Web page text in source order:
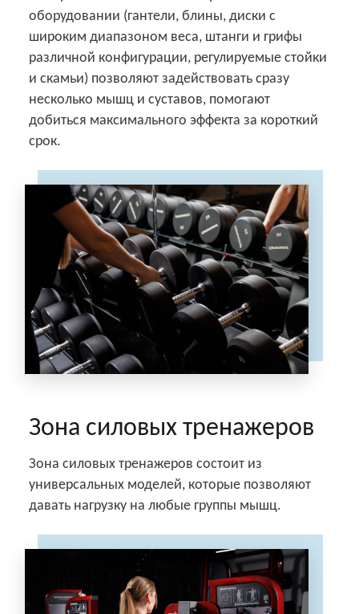
оборудовании (гантели, блины, диски с
широким диапазоном веса, штанги и грифы
различной конфигурации, регулируемые стойки
и скамьи) позволяют задействовать сразу
несколько мышц и суставов, помогают
добиться максимального эффекта за короткий
срок.
Зона силовых тренажеров
Зона силовых тренажеров состоит из
универсальных моделей, которые позволяют
давать нагрузку на любые группы мышц.